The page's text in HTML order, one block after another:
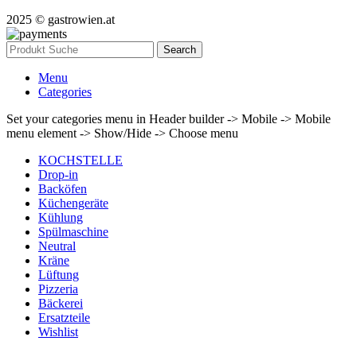
2025 © gastrowien.at
Search
Menu
Categories
Set your categories menu in Header builder -> Mobile -> Mobile
menu element -> Show/Hide -> Choose menu
KOCHSTELLE
Drop-in
Backöfen
Küchengeräte
Kühlung
Spülmaschine
Neutral
Kräne
Lüftung
Pizzeria
Bäckerei
Ersatzteile
Wishlist